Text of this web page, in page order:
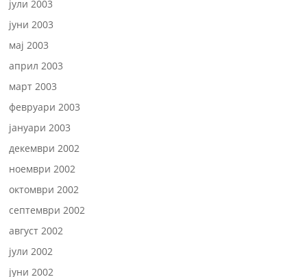
јули 2003
јуни 2003
мај 2003
април 2003
март 2003
февруари 2003
јануари 2003
декември 2002
ноември 2002
октомври 2002
септември 2002
август 2002
јули 2002
јуни 2002